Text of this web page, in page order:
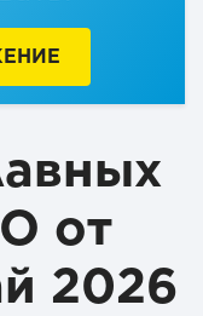
от
2026
Alice AI LLM